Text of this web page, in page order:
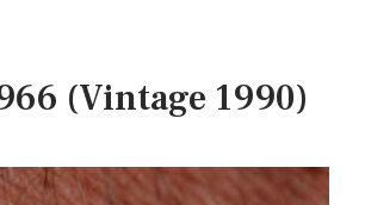
(Vintage 1990)